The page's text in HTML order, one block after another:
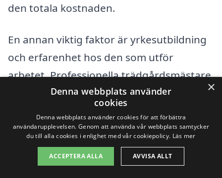
den totala kostnaden.
En annan viktig faktor är yrkesutbildning
och erfarenhet hos den som utför
arbetet. Professionella trädgårdsmästare
med goda referenser och lång erfarenhet
kan ta ut högre priser än nyare aktörer på
marknaden. Kvaliteten på utfört arbete
och de metoder som används resulterar
ofta i olika kostnader, vilket gör det värt
×
Denna webbplats använder
cookies
Denna webbplats använder cookies för att förbättra
användarupplevelsen. Genom att använda vår webbplats samtycker
du till alla cookies i enlighet med vår cookiepolicy. Läs mer
ACCEPTERA ALLA AVVISA ALLT